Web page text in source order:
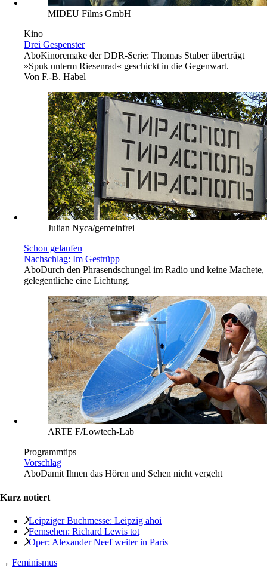
MIDEU Films GmbH
Kino
Drei Gespenster
AboKinoremake der DDR-Serie: Thomas Stuber überträgt
»Spuk unterm Riesenrad« geschickt in die Gegenwart.
Von F.-B. Habel
Julian Nyca/gemeinfrei
Schon gelaufen
Nachschlag: Im Gestrüpp
AboDurch den Phrasendschungel im Radio und keine Machete,
gelegentliche eine Lichtung.
ARTE F/Lowtech-Lab
Programmtips
Vorschlag
AboDamit Ihnen das Hören und Sehen nicht vergeht
Kurz notiert
Leipziger Buchmesse: Leipzig ahoi
Fernsehen: Richard Lewis tot
Oper: Alexander Neef weiter in Paris
→ Feminismus